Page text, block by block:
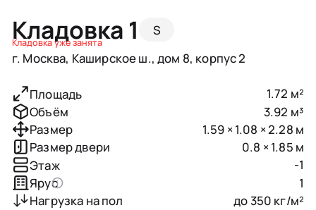
Кладовка 1 S
Кладовка уже занята
г. Москва, Каширское ш., дом 8, корпус 2
Площадь
1.72 м²
Объём
3.92 м³
Размер
1.59 × 1.08 × 2.28 м
Размер двери
0.8 × 1.85 м
Этаж
-1
Ярус
1
Нагрузка на пол
до 350 кг/м²